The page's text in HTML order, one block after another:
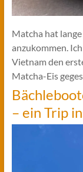
Matcha hat
anzukommen.
Vietnam den
Matcha-Eis
– ein Trip